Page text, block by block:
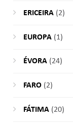
ERICEIRA(2)
EUROPA(1)
ÉVORA(24)
FARO(2)
FÁTIMA(20)